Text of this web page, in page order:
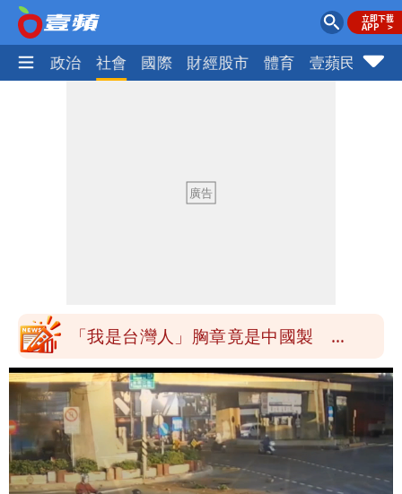
生活 政治 社會 國際 財經股市 體育 壹蘋民調
晚至明下午受影響
颱風白海豚暴風圈縮小 未來強度有減弱
OL哀號：在同事眼前顏面盡失
「我是台灣人」胸章竟是中國製
Cheap：愛台灣只是發財的口號
白海豚降雨注意！10縣市豪雨特報 今
晚至明下午受影響
颱風白海豚暴風圈縮小 未來強度有減弱
趨勢